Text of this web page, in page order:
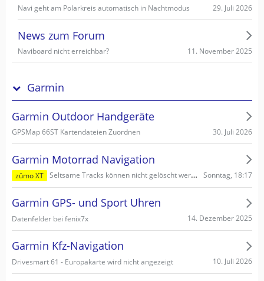
Navi geht am Polarkreis automatisch in Nachtmodus 29. Juli 2026
News zum Forum
Naviboard nicht erreichbar? 11. November 2025
Garmin
Garmin Outdoor Handgeräte
GPSMap 66ST Kartendateien Zuordnen 30. Juli 2026
Garmin Motorrad Navigation
zûmo XT Seltsame Tracks können nicht gelöscht werden Sonntag, 18:17
Garmin GPS- und Sport Uhren
Datenfelder bei fenix7x 14. Dezember 2025
Garmin Kfz-Navigation
Drivesmart 61 - Europakarte wird nicht angezeigt 10. Juli 2026